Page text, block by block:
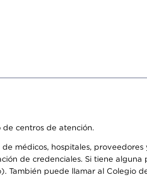
centros de atención.
médicos, hospitales,
de credenciales. Si tiene
También puede llamar al Colegio